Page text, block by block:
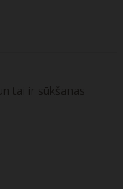
tai ir sūkšanas